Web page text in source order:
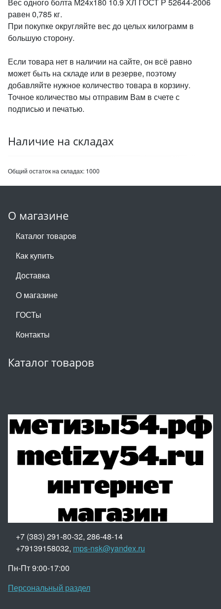
равен 0,785 кг.
При покупке округляйте вес до целых килограмм в
большую сторону.
Если товара нет в наличии на сайте, он всё равно
может быть на складе или в резерве, поэтому
добавляйте нужное количество товара в корзину.
Точное количество мы отправим Вам в счете с
подписью и печатью.
Наличие на складах
Общий остаток на складах: 1000
О магазине
Каталог товаров
Как купить
Доставка
О магазине
ГОСТы
Контакты
Каталог товаров
+7 (383) 291-80-32, 286-48-14
+79139158032, mps-nsk@yandex.ru
Пн-Пт 9:00-17:00
Персональный раздел